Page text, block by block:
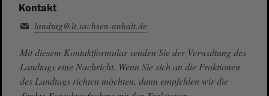
Kontakt
landtag@lt.sachsen-anhalt.de
Mit diesem Kontaktformular senden Sie der Verwaltung des
Landtags eine Nachricht. Wenn Sie sich an die Fraktionen
des Landtags richten möchten, dann empfehlen wir die